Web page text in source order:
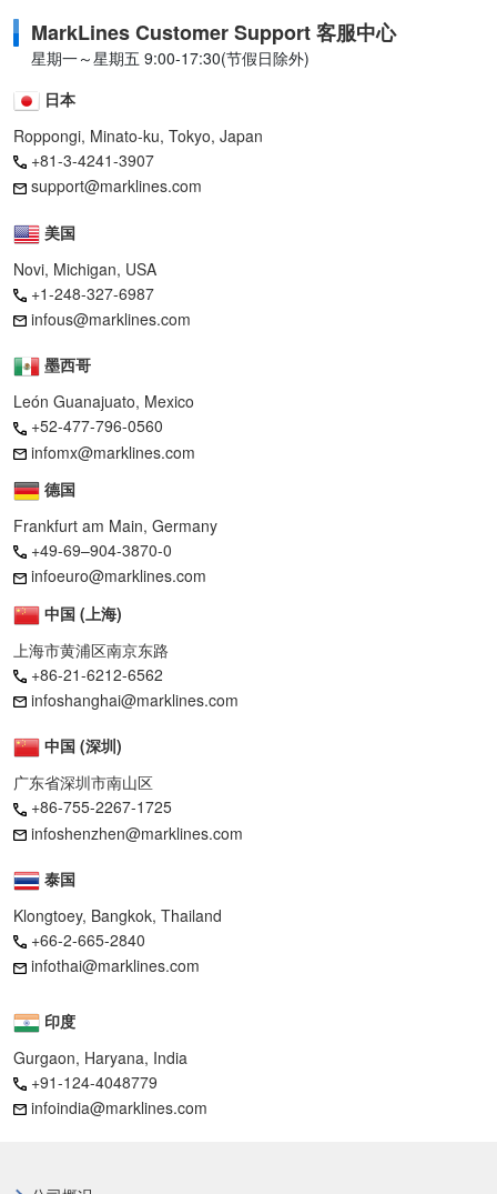
MarkLines Customer Support 客服中心
星期一～星期五 9:00-17:30(节假日除外)
日本
Roppongi, Minato-ku, Tokyo, Japan
+81-3-4241-3907
support@marklines.com
美国
Novi, Michigan, USA
+1-248-327-6987
infous@marklines.com
墨西哥
León Guanajuato, Mexico
+52-477-796-0560
infomx@marklines.com
德国
Frankfurt am Main, Germany
+49-69–904-3870-0
infoeuro@marklines.com
中国 (上海)
上海市黄浦区南京东路
+86-21-6212-6562
infoshanghai@marklines.com
中国 (深圳)
广东省深圳市南山区
+86-755-2267-1725
infoshenzhen@marklines.com
泰国
Klongtoey, Bangkok, Thailand
+66-2-665-2840
infothai@marklines.com
印度
Gurgaon, Haryana, India
+91-124-4048779
infoindia@marklines.com